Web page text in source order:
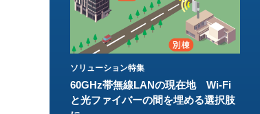
ソリューション特集
60GHz帯無線LANの現在地 Wi-Fi
と光ファイバーの間を埋める選択肢